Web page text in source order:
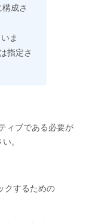
成さ
ま
指定さ
ィブである必要が
。
クするための